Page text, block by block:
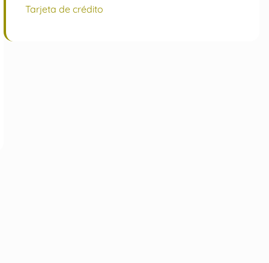
Tarjeta de crédito